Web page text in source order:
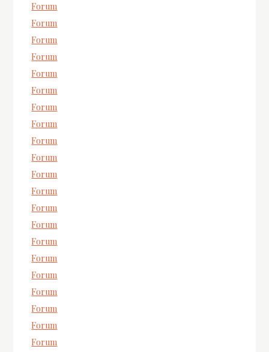
Forum
Forum
Forum
Forum
Forum
Forum
Forum
Forum
Forum
Forum
Forum
Forum
Forum
Forum
Forum
Forum
Forum
Forum
Forum
Forum
Forum